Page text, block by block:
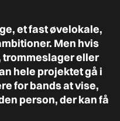
et fast øvelokale,
Men hvis
trommeslager eller
hele projektet gå i
for bands at vise,
person, der kan få